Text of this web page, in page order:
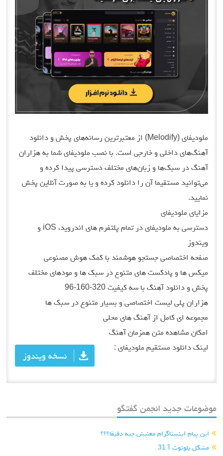
ملودیفای (Melodify) از معتبرترین رسانه‌های پخش و دانلود
آهنگ‌های داخلی و خارجی است. با نصب ملودیفای شما به هزاران
آهنگ در سبک‌ها و زبان‌های مختلف دسترسی پیدا کرده و
می‌توانید مستقیما آن را دانلود کرده و یا به صورت آنلاین پخش
نمایید.
مزایای ملودیفای
دسترسی به ملودیفای در تمام پلتفرم های اندروید، iOS و
ویندوز
صفحه اختصاصی جستجو هوشمند با کمک هوش مصنوعی
میکس ها و پادکست های متنوع در سبک ها و مودهای مختلف
پخش و دانلود آهنگ با سه کیفیت 320-160-96
هزاران پلی لیست اختصاصی و بسیار متنوع در سبک ها
مجموعه ای کامل از آهنگ های محلی
امکان مشاهده متن همزمان آهنگ
لینک دانلود مستقیم ملودیفای :
نسخه ویندوز
موضوعات جدید انجمن گفتگو
این پیام اینستاگرام معنیش چیه دقیقا؟؟؟
مشکل بلوتوث آ 31